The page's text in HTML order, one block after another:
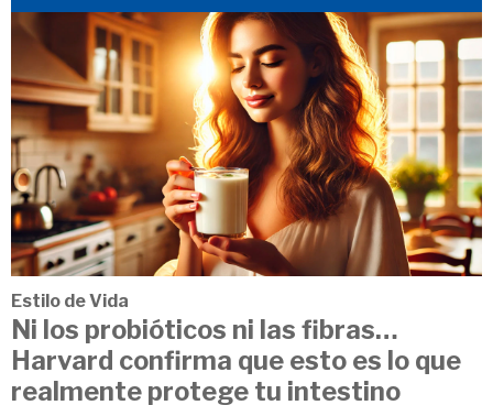
Estilo de Vida
Ni los probióticos ni las fibras…
Harvard confirma que esto es lo que
realmente protege tu intestino